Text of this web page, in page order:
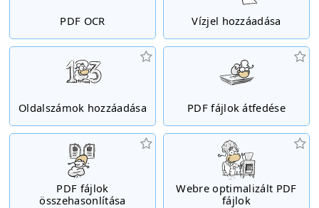
PDF OCR Vízjel hozzáadása
Oldalszámok hozzáadása PDF fájlok átfedése
PDF fájlok
összehasonlítása
Webre optimalizált PDF
fájlok